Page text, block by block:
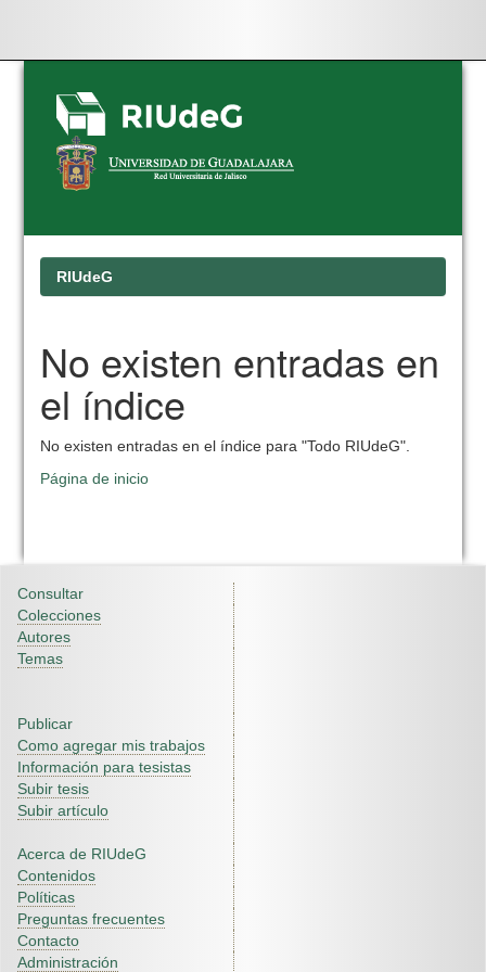
Skip
navigation
RIUdeG
No existen entradas en
el índice
No existen entradas en el índice para "Todo RIUdeG".
Página de inicio
Consultar
Colecciones
Autores
Temas
Publicar
Como agregar mis trabajos
Información para tesistas
Subir tesis
Subir artículo
Acerca de RIUdeG
Contenidos
Políticas
Preguntas frecuentes
Contacto
Administración